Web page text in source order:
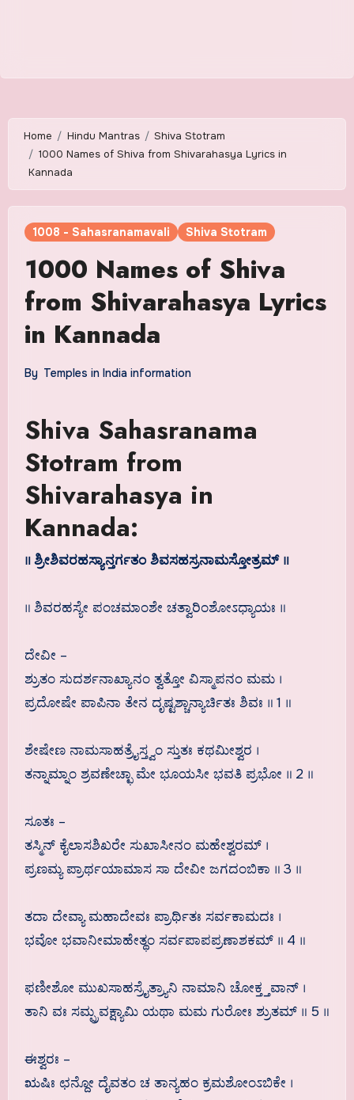
Home Hindu Mantras
Shiva Stotram
1000 Names of Shiva from Shivarahasya Lyrics in
Kannada
1008 - Sahasranamavali Shiva Stotram
1000 Names of Shiva
from Shivarahasya Lyrics
in Kannada
By Temples in India information
Shiva Sahasranama
Stotram from
Shivarahasya in
Kannada:
॥ ಶ್ರೀಶಿವರಹಸ್ಯಾನ್ತರ್ಗತಂ ಶಿವಸಹಸ್ರನಾಮಸ್ತೋತ್ರಮ್ ॥
॥ ಶಿವರಹಸ್ಯೇ ಪಂಚಮಾಂಶೇ ಚತ್ವಾರಿಂಶೋಽಧ್ಯಾಯಃ ॥
ದೇವೀ –
ಶ್ರುತಂ ಸುದರ್ಶನಾಖ್ಯಾನಂ ತ್ವತ್ತೋ ವಿಸ್ಮಾಪನಂ ಮಮ ।
ಪ್ರದೋಷೇ ಪಾಪಿನಾ ತೇನ ದೃಷ್ಟಶ್ಚಾನ್ಯಾರ್ಚಿತಃ ಶಿವಃ ॥ 1 ॥
ಶೇಷೇಣ ನಾಮಸಾಹತ್ರೈಸ್ತ್ವಂ ಸ್ತುತಃ ಕಥಮೀಶ್ವರ ।
ತನ್ನಾಮ್ನಾಂ ಶ್ರವಣೇಚ್ಛಾ ಮೇ ಭೂಯಸೀ ಭವತಿ ಪ್ರಭೋ ॥ 2 ॥
ಸೂತಃ –
ತಸ್ಮಿನ್ ಕೈಲಾಸಶಿಖರೇ ಸುಖಾಸೀನಂ ಮಹೇಶ್ವರಮ್ ।
ಪ್ರಣಮ್ಯ ಪ್ರಾರ್ಥಯಾಮಾಸ ಸಾ ದೇವೀ ಜಗದಂಬಿಕಾ ॥ 3 ॥
ತದಾ ದೇವ್ಯಾ ಮಹಾದೇವಃ ಪ್ರಾರ್ಥಿತಃ ಸರ್ವಕಾಮದಃ ।
ಭವೋ ಭವಾನೀಮಾಹೇತ್ಥಂ ಸರ್ವಪಾಪಪ್ರಣಾಶಕಮ್ ॥ 4 ॥
ಫಣೀಶೋ ಮುಖಸಾಹಸ್ರೈತ್ರ್ಯಾನಿ ನಾಮಾನಿ ಚೋಕ್ತ್ತವಾನ್ ।
ತಾನಿ ವಃ ಸಮ್ಪ್ರವಕ್ಷ್ಯಾಮಿ ಯಥಾ ಮಮ ಗುರೋಃ ಶ್ರುತಮ್ ॥ 5 ॥
ಈಶ್ವರಃ –
ಋಷಿಃ ಛನ್ದೋ ದೈವತಂ ಚ ತಾನ್ಯಹಂ ಕ್ರಮಶೋಂಽಬಿಕೇ ।